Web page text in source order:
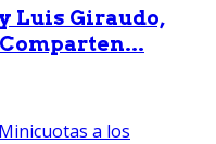
Luis Giraudo,